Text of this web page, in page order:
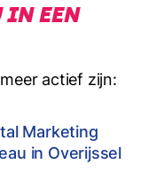
IN EEN
actief zijn:
Marketing
in Overijssel